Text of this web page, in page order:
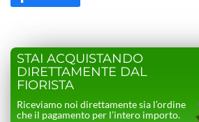
STAI ACQUISTANDO
DIRETTAMENTE DAL
FIORISTA
Riceviamo noi direttamente sia l’ordine
che il pagamento per l’intero importo.